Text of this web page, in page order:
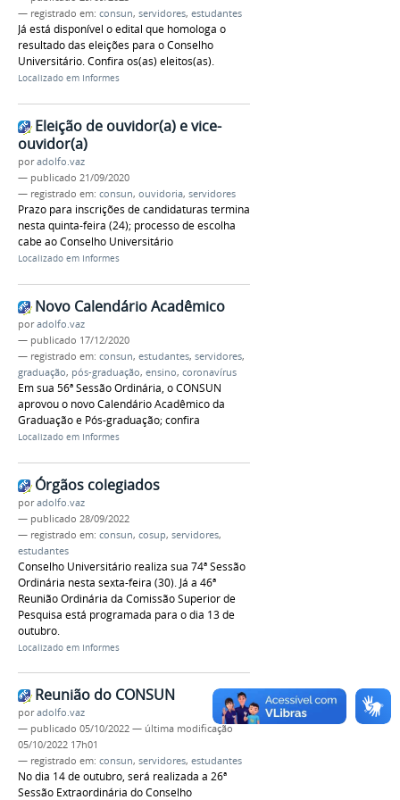
— registrado em: consun, servidores, estudantes
Já está disponível o edital que homologa o
resultado das eleições para o Conselho
Universitário. Confira os(as) eleitos(as).
Localizado em Informes
Eleição de ouvidor(a) e vice-
ouvidor(a)
poradolfo.vaz
— publicado 21/09/2020
— registrado em: consun, ouvidoria, servidores
Prazo para inscrições de candidaturas termina
nesta quinta-feira (24); processo de escolha
cabe ao Conselho Universitário
Localizado em Informes
Novo Calendário Acadêmico
poradolfo.vaz
— publicado 17/12/2020
— registrado em: consun, estudantes, servidores,
graduação, pós-graduação, ensino, coronavírus
Em sua 56ª Sessão Ordinária, o CONSUN
aprovou o novo Calendário Acadêmico da
Graduação e Pós-graduação; confira
Localizado em Informes
Órgãos colegiados
poradolfo.vaz
— publicado 28/09/2022
— registrado em: consun, cosup, servidores,
estudantes
Conselho Universitário realiza sua 74ª Sessão
Ordinária nesta sexta-feira (30). Já a 46ª
Reunião Ordinária da Comissão Superior de
Pesquisa está programada para o dia 13 de
outubro.
Localizado em Informes
Reunião do CONSUN
poradolfo.vaz
— publicado 05/10/2022 — última modificação
05/10/2022 17h01
— registrado em: consun, servidores, estudantes
No dia 14 de outubro, será realizada a 26ª
Sessão Extraordinária do Conselho